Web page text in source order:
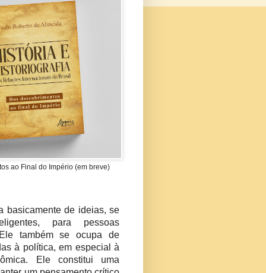
ao Final do Império (em breve)
basicamente de ideias, se
para pessoas
também se ocupa de
à política, em especial à
Ele constitui uma